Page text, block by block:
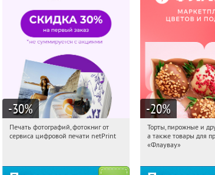
-30%
21:28:25 Получили:
Печать фотографий, фотокниг от
сервиса цифровой печати netPrint
-20%
21:28:25
Россия
Торты, пирожные и
а также товары для
«Флаувау»